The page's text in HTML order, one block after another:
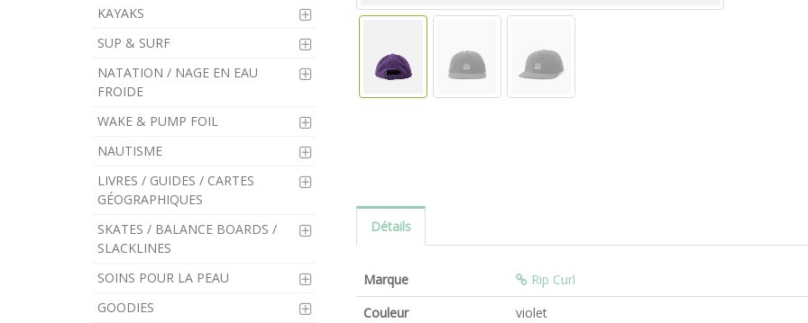
KAYAKS
SUP & SURF
NATATION / NAGE EN EAU
FROIDE
WAKE & PUMP FOIL
NAUTISME
LIVRES / GUIDES / CARTES
GÉOGRAPHIQUES
SKATES / BALANCE BOARDS /
SLACKLINES
SOINS POUR LA PEAU
GOODIES
Détails
Marque
Rip Curl
Couleur
violet